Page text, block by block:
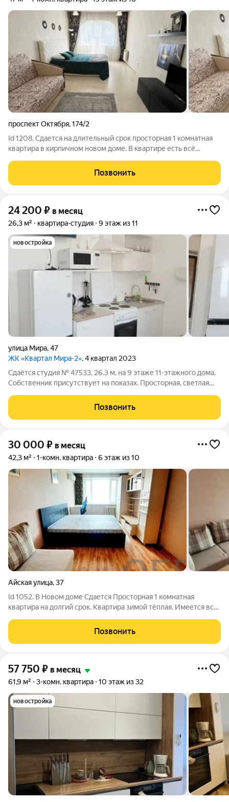
проспект Октября,174/2
Id 1208. Сдается на длительный срок просторная 1 комнатная
квартира в кирпичном новом доме. В квартире есть всё
видеонаблюдение, 2 лифта, подземный паркинг, въезд к
подъездам закрыт, детская
Позвонить
24 200 ₽ в месяц
26,3 м² квартира-студия 9 этаж из 11
новостройка
улица Мира,47
ЖК «Квартал Мира-2», 4 квартал 2023
Сдаётся студия № 47533, 26.3 м, на 9 этаже 11-этажного дома.
Собственник присутствует на показах. Просторная, светлая
современным ремонтом и застеклённой лоджией. Полностью
меблирована и готова к
Позвонить
30 000 ₽ в месяц
42,3 м² 1-комн. квартира 6 этаж из 10
Айская улица,37
Id 1052. В Новом доме Сдается Просторная 1 комнатная
квартира на долгий срок. Квартира зимой тёплая. Имеется всё
дома: рядом остановка, 2 школы, детский садик, магазины,
супермаркеты, ТРЦ
Позвонить
57 750 ₽ в месяц
61,9 м² 3-комн. квартира 10 этаж из 32
новостройка